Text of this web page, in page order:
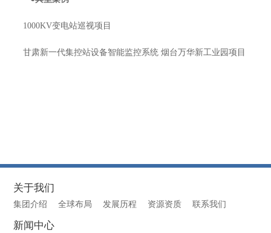
1000KV变电站巡视项目
甘肃新一代集控站设备智能监控系统 烟台万华新工业园项目
关于我们
集团介绍 全球布局 发展历程 资源资质 联系我们
新闻中心